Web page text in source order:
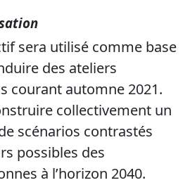
sera utilisé comme base
des ateliers
courant automne 2021.
collectivement un
scénarios contrastés
possibles des
à l’horizon 2040.